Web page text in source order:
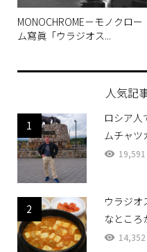
MONOCHROME－モノクロー
ム寫眞「ウラジオス...
人気記
1
ロシア人
ムチャツ
2
ウラジオ
なところ